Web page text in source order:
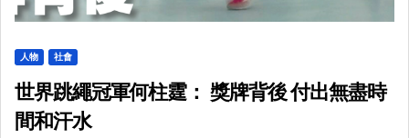
人物 社會
世界跳繩冠軍何柱霆： 獎牌背後 付出無盡時
間和汗水